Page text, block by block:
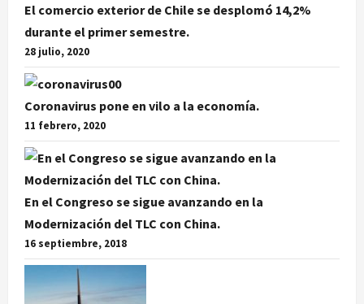
El comercio exterior de Chile se desplomó 14,2%
durante el primer semestre.
28 julio, 2020
Coronavirus pone en vilo a la economía.
11 febrero, 2020
En el Congreso se sigue avanzando en la
Modernización del TLC con China.
16 septiembre, 2018